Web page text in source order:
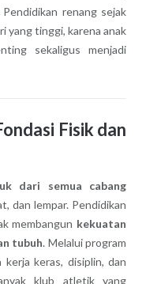
renang sejak
yang tinggi, karena anak
sekaligus menjadi
Fisik dan
dari semua cabang
dan lempar. Pendidikan
membangun kekuatan
tubuh. Melalui program
keras, disiplin, dan
klub atletik yang